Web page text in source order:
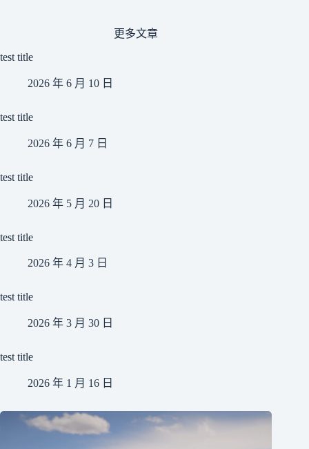
更多文章
test title
2026 年 6 月 10 日
test title
2026 年 6 月 7 日
test title
2026 年 5 月 20 日
test title
2026 年 4 月 3 日
test title
2026 年 3 月 30 日
test title
2026 年 1 月 16 日